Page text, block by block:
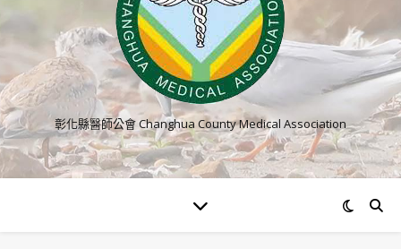
彰化縣醫師公會 Changhua County Medical Association